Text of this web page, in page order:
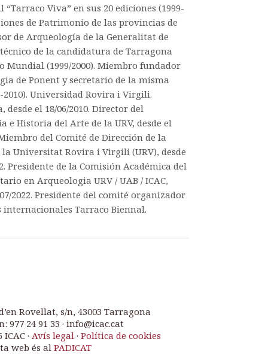
Viva” en sus 20 ediciones (1999-
de Patrimonio de las provincias de
de Arqueología de la Generalitat de
de la candidatura de Tarragona
(1999/2000). Miembro fundador
de Ponent y secretario de la misma
2010). Universidad Rovira i Virgili.
desde el 18/06/2010. Director del
e Historia del Arte de la URV, desde el
Miembro del Comité de Dirección de la
la Universitat Rovira i Virgili (URV), desde
Presidente de la Comisión Académica del
en Arqueologia URV / UAB / ICAC,
2022. Presidente del comité organizador
internacionales Tarraco Biennal.
Rovellat, s/n, 43003 Tarragona
977 24 91 33 · info@icac.cat
ICAC ·Avís legal ·Política de cookies
web és alPADICAT